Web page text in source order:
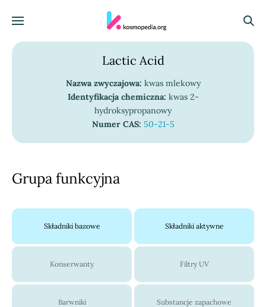
Menu
Lactic Acid
Nazwa zwyczajowa: kwas mlekowy
Identyfikacja chemiczna: kwas 2-
hydroksypropanowy
Numer CAS: 50-21-5
Grupa funkcyjna
Składniki bazowe Składniki aktywne
Konserwanty Filtry UV
Barwniki Substancje zapachowe